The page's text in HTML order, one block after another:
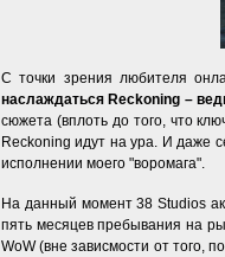
С точки зрения любителя
наслаждаться Reckoning –
сюжета (вплоть до того, что
Reckoning идут на ура. И даже
исполнении моего "воромага".
На данный момент 38 Studios
пять месяцев пребывания на
WoW (вне зависмости от того,